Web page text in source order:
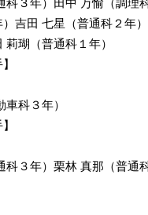
科３年）田中 万愉（調理
吉田 七星（普通科２年
瑚（普通科１年）
科３年）
科３年）栗林 真那（普通